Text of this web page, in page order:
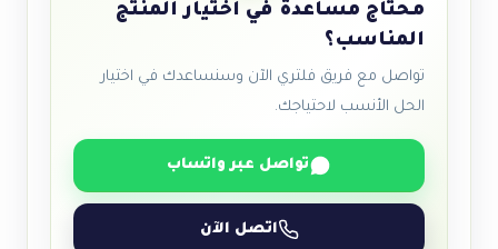
محتاج مساعدة في اختيار المنتج
المناسب؟
تواصل مع فريق فلتري الآن وسنساعدك في اختيار
الحل الأنسب لاحتياجك.
تواصل عبر واتساب
اتصل الآن